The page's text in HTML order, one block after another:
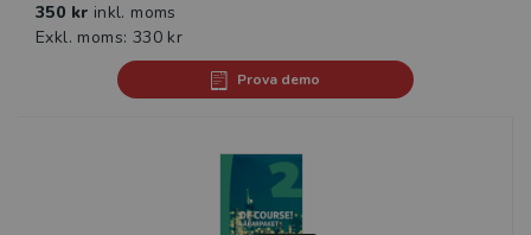
350 kr inkl. moms
Exkl. moms: 330 kr
Prova demo